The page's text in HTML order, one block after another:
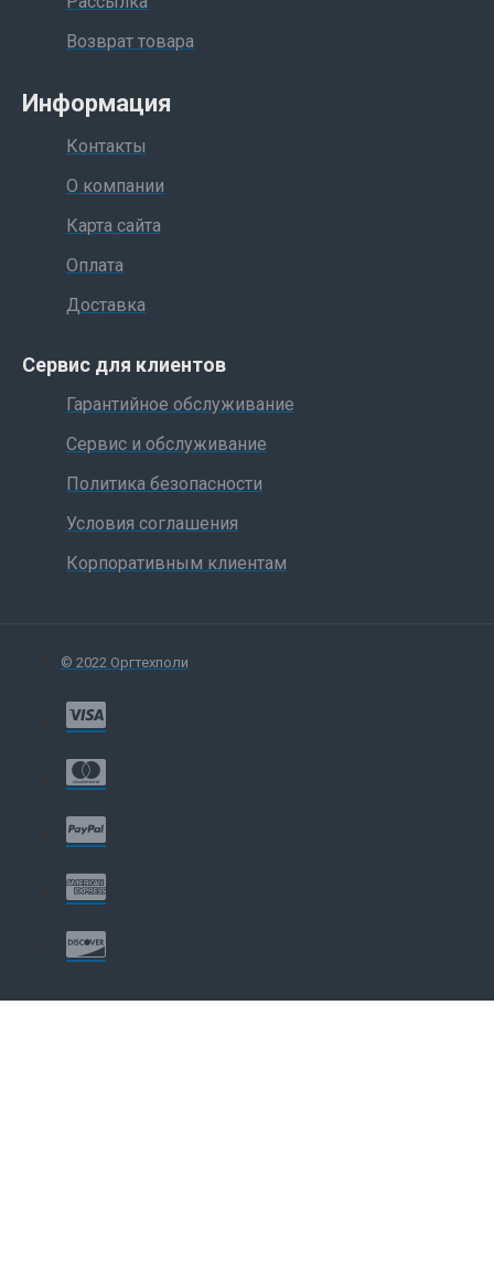
Возврат товара
Информация
Контакты
О компании
Карта сайта
Оплата
Доставка
Сервис для клиентов
Гарантийное обслуживание
Сервис и обслуживание
Политика безопасности
Условия соглашения
Корпоративным клиентам
© 2022 Оргтехполи